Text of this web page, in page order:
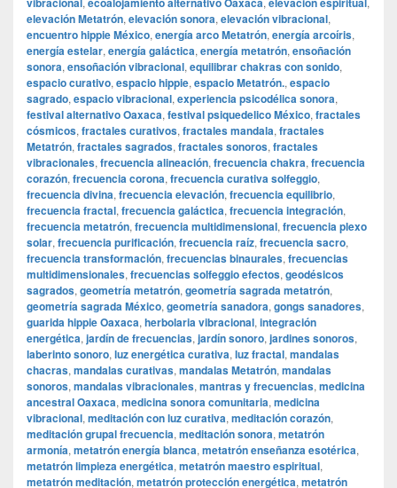
elevación Metatrón, elevación sonora, elevación vibracional,
encuentro hippie México, energía arco Metatrón, energía arcoíris,
energía estelar, energía galáctica, energía metatrón, ensoñación
sonora, ensoñación vibracional, equilibrar chakras con sonido,
espacio curativo, espacio hippie, espacio Metatrón., espacio
sagrado, espacio vibracional, experiencia psicodélica sonora,
festival alternativo Oaxaca, festival psiquedelico México, fractales
cósmicos, fractales curativos, fractales mandala, fractales
Metatrón, fractales sagrados, fractales sonoros, fractales
vibracionales, frecuencia alineación, frecuencia chakra, frecuencia
corazón, frecuencia corona, frecuencia curativa solfeggio,
frecuencia divina, frecuencia elevación, frecuencia equilibrio,
frecuencia fractal, frecuencia galáctica, frecuencia integración,
frecuencia metatrón, frecuencia multidimensional, frecuencia plexo
solar, frecuencia purificación, frecuencia raíz, frecuencia sacro,
frecuencia transformación, frecuencias binaurales, frecuencias
multidimensionales, frecuencias solfeggio efectos, geodésicos
sagrados, geometría metatrón, geometría sagrada metatrón,
geometría sagrada México, geometría sanadora, gongs sanadores,
guarida hippie Oaxaca, herbolaria vibracional, integración
energética, jardín de frecuencias, jardín sonoro, jardines sonoros,
laberinto sonoro, luz energética curativa, luz fractal, mandalas
chacras, mandalas curativas, mandalas Metatrón, mandalas
sonoros, mandalas vibracionales, mantras y frecuencias, medicina
ancestral Oaxaca, medicina sonora comunitaria, medicina
vibracional, meditación con luz curativa, meditación corazón,
meditación grupal frecuencia, meditación sonora, metatrón
armonía, metatrón energía blanca, metatrón enseñanza esotérica,
metatrón limpieza energética, metatrón maestro espiritual,
metatrón meditación, metatrón protección energética, metatrón